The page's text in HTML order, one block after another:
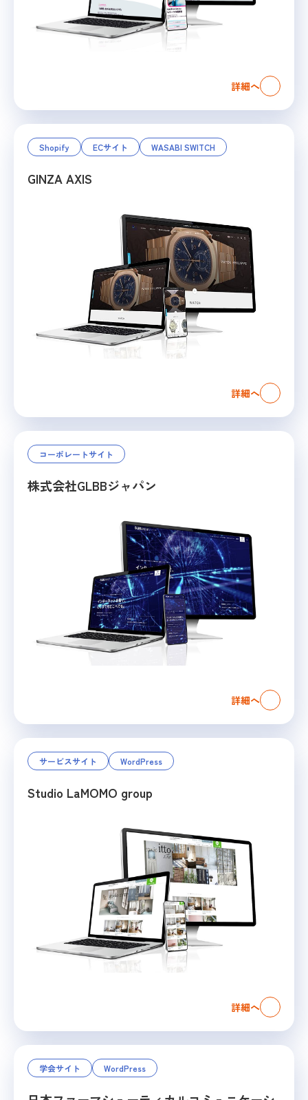
詳細へ
Shopify ECサイト WASABI SWITCH
GINZA AXIS
詳細へ
コーポレートサイト
株式会社GLBBジャパン
詳細へ
サービスサイト WordPress
Studio LaMOMO group
詳細へ
学会サイト WordPress